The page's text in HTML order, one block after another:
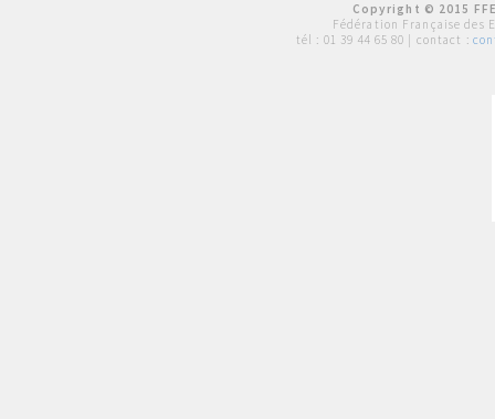
Copyright © 2015
Fédération Française des
tél : 01 39 44 65 80 | contact :